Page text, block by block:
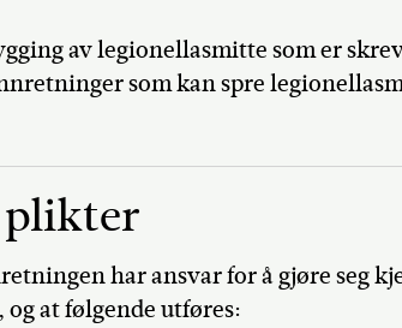
av legionellasmitte som er
som kan spre
plikter
har ansvar for å gjøre seg
at følgende utføres: